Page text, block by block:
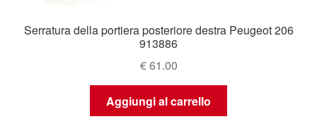
Serratura della portiera posteriore destra Peugeot 206
913886
€61.00
Aggiungi al carrello